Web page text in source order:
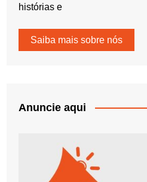
histórias e
Saiba mais sobre nós
Anuncie aqui